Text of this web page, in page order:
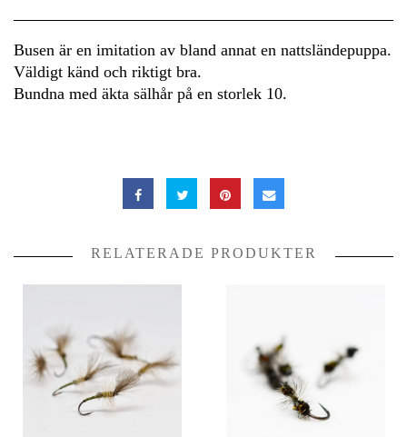
Busen är en imitation av bland annat en nattsländepuppa.
Väldigt känd och riktigt bra.
Bundna med äkta sälhår på en storlek 10.
RELATERADE PRODUKTER